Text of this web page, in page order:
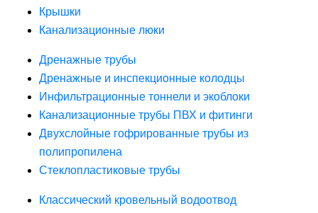
Крышки
Канализационные люки
Дренажные трубы
Дренажные и инспекционные колодцы
Инфильтрационные тоннели и экоблоки
Канализационные трубы ПВХ и фитинги
Двухслойные гофрированные трубы из
полипропилена
Стеклопластиковые трубы
Классический кровельный водоотвод